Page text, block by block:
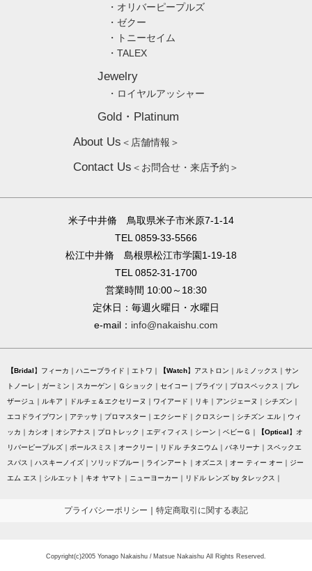
・オリバーピープルズ
・ゼクー
・トニーセイム
・TALEX
Jewelry
・ロイヤルアッシャー
Gold・Platinum
About Us ＜店舗情報＞
Contact Us ＜お問合せ・来店予約＞
米子中井脩 鳥取県米子市米原7-1-14
TEL 0859-33-5566
松江中井脩 島根県松江市学園1-19-18
TEL 0852-31-1700
営業時間 10:00～18:30
定休日：毎週火曜日・水曜日
e-mail： info@nakaishu.com
Bridal フィーカ ハニーブライド エトワ Watch アストロン ルミノックス
サン
トノーレ
ガーミン スカーゲン Ｇショック セイコー ブライツ プロスペックス
プレ
ザージュ
ルキア ドルチェ＆エクセリーヌ ワイアード リキ アンジェーヌ
シチズン
エコドライブワン
アテッサ プロマスター エクシード クロスシー シチズン エル
ウィ
ッカ
カシオ オシアナス プロトレック エディフィス シーン ベビーＧ Optical
オ
リバーピープルズ
ポールスミス オークリー リドル チタニウム バネリーナ
スペックエ
スパス
ハスキーノイズ ソリッドブルー ラインアート オズニス オー ティー オー
ジー
エム エス
シルエット キオ ヤマト ニューヨーカー リドル レンズ by タレックス
プライバシーポリシー 特定商取引に関する表記
Copyright(c)2005 Yonago Nakaishu / Matsue Nakaishu All Rights Reserved.